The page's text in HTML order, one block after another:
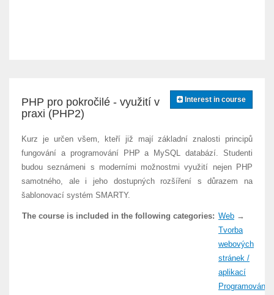
Interest in course
PHP pro pokročilé - využití v
praxi (PHP2)
Kurz je určen všem, kteří již mají základní znalosti principů
fungování a programování PHP a MySQL databází. Studenti
budou seznámeni s moderními možnostmi využití nejen PHP
samotného, ale i jeho dostupných rozšíření s důrazem na
šablonovací systém SMARTY.
The course is included in the following categories: Web →
Tvorba
webových
stránek /
aplikací
Programování